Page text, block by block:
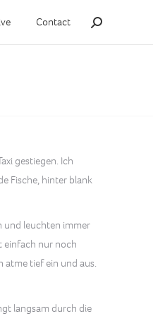
Contact Search:
gestiegen. Ich
Fische, hinter blank
und leuchten immer
einfach nur noch
atme tief ein und aus.
langsam durch die